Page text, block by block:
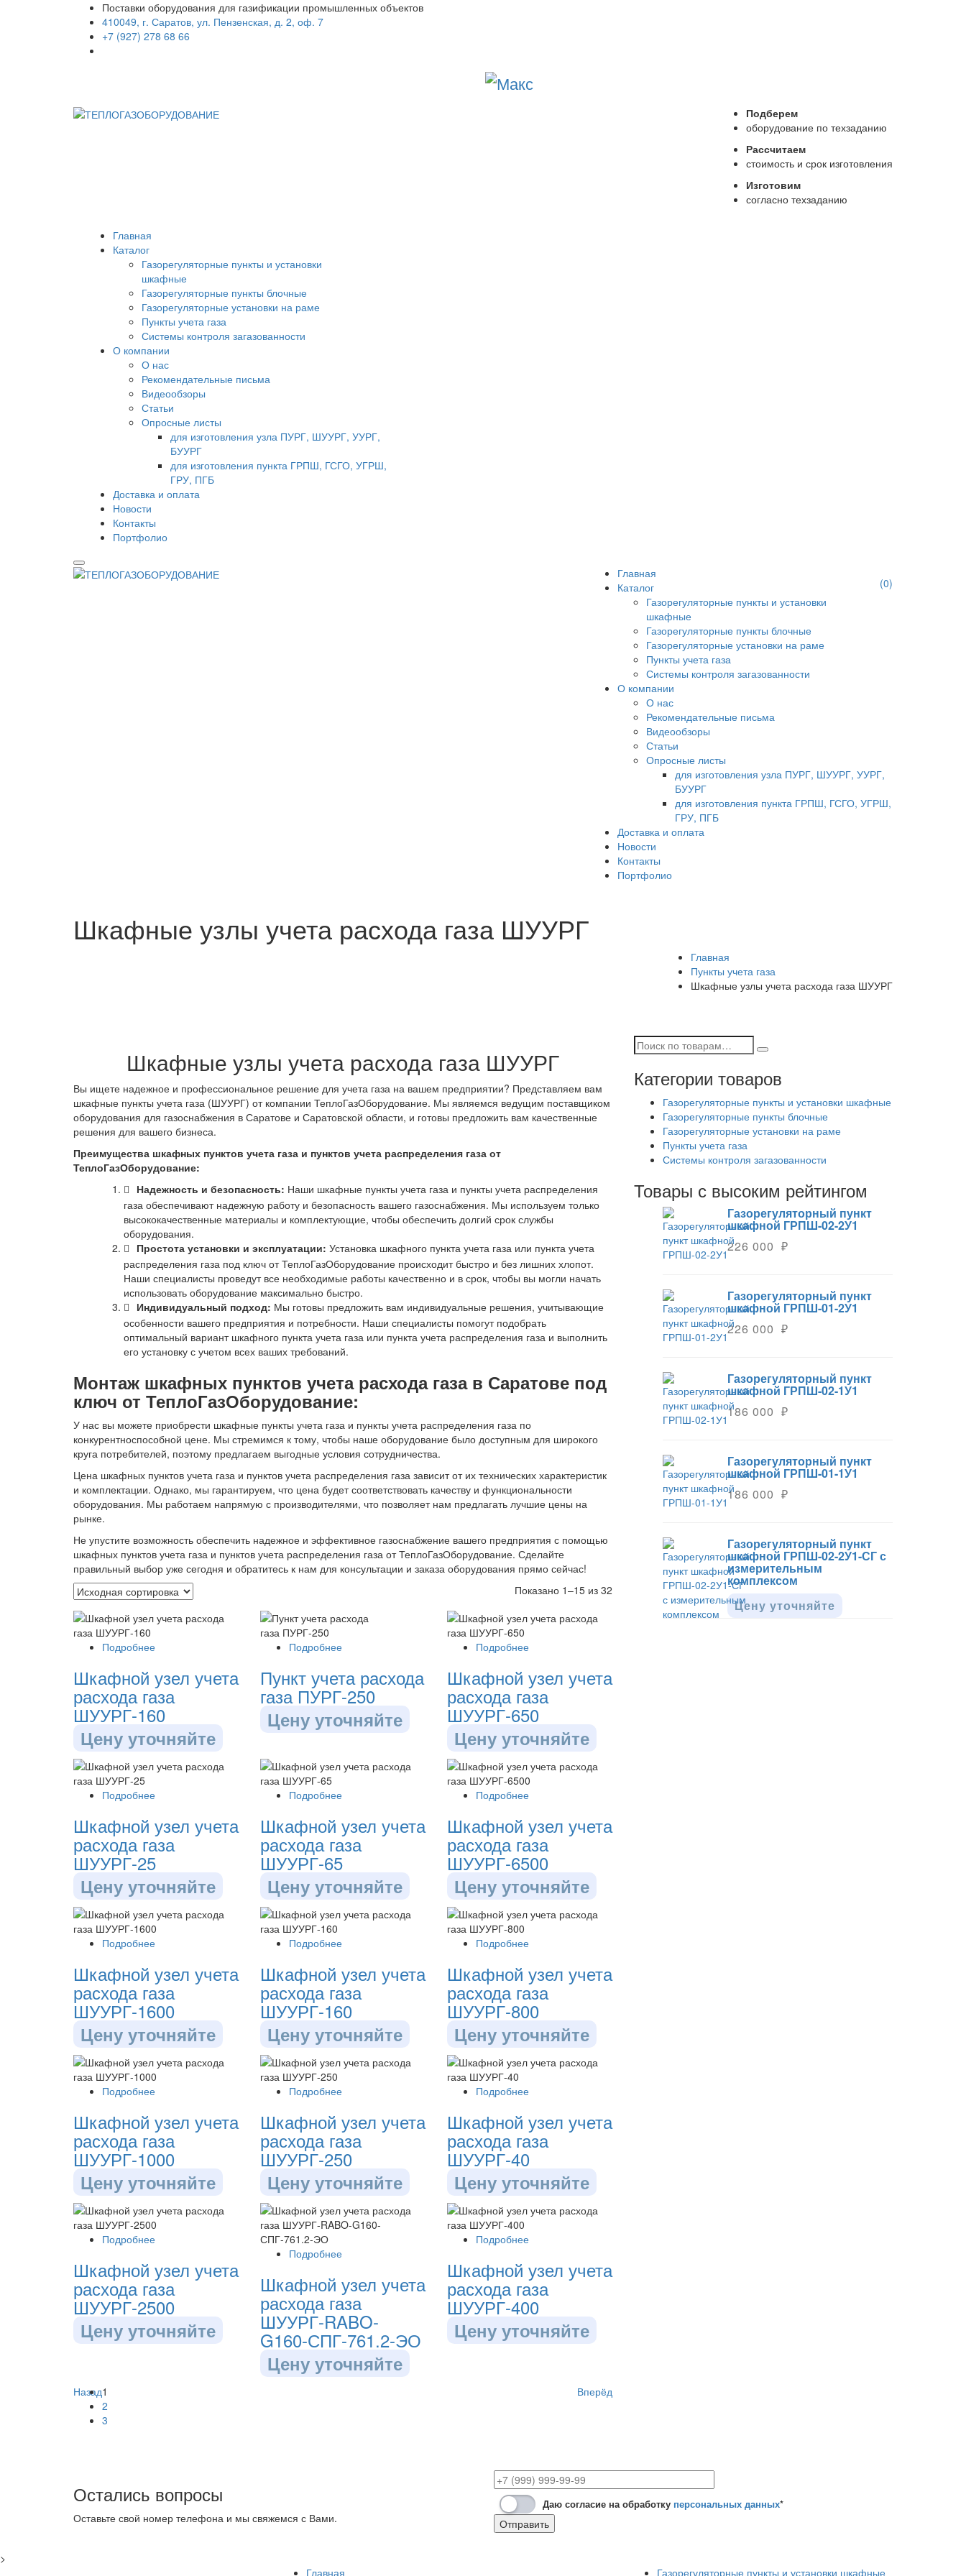
Поставки оборудования для газификации промышленных объектов
410049, г. Саратов, ул. Пензенская, д. 2, оф. 7
+7 (927) 278 68 66
Подберем
оборудование по техзаданию
Рассчитаем
стоимость и срок изготовления
Изготовим
согласно техзаданию
Главная
Каталог
Газорегуляторные пункты и установки
шкафные
Газорегуляторные пункты блочные
Газорегуляторные установки на раме
Пункты учета газа
Системы контроля загазованности
О компании
О нас
Рекомендательные письма
Видеообзоры
Статьи
Опросные листы
для изготовления узла ПУРГ, ШУУРГ, УУРГ,
БУУРГ
для изготовления пункта ГРПШ, ГСГО, УГРШ,
ГРУ, ПГБ
Доставка и оплата
Новости
Контакты
Портфолио
(0)
Главная
Каталог
Газорегуляторные пункты и установки
шкафные
Газорегуляторные пункты блочные
Газорегуляторные установки на раме
Пункты учета газа
Системы контроля загазованности
О компании
О нас
Рекомендательные письма
Видеообзоры
Статьи
Опросные листы
для изготовления узла ПУРГ, ШУУРГ, УУРГ,
БУУРГ
для изготовления пункта ГРПШ, ГСГО, УГРШ,
ГРУ, ПГБ
Доставка и оплата
Новости
Контакты
Портфолио
Шкафные узлы учета расхода газа ШУУРГ
Главная
Пункты учета газа
Шкафные узлы учета расхода газа ШУУРГ
Шкафные узлы учета расхода газа ШУУРГ
Вы ищете надежное и профессиональное решение для учета газа на вашем предприятии? Представляем вам
шкафные пункты учета газа (ШУУРГ) от компании ТеплоГазОборудование. Мы являемся ведущим поставщиком
оборудования для газоснабжения в Саратове и Саратовской области, и готовы предложить вам качественные
решения для вашего бизнеса.
Преимущества шкафных пунктов учета газа и пунктов учета распределения газа от
ТеплоГазОборудование:
Надежность и безопасность: Наши шкафные пункты учета газа и пункты учета распределения
газа обеспечивают надежную работу и безопасность вашего газоснабжения. Мы используем только
высококачественные материалы и комплектующие, чтобы обеспечить долгий срок службы
оборудования.
Простота установки и эксплуатации: Установка шкафного пункта учета газа или пункта учета
распределения газа под ключ от ТеплоГазОборудование происходит быстро и без лишних хлопот.
Наши специалисты проведут все необходимые работы качественно и в срок, чтобы вы могли начать
использовать оборудование максимально быстро.
Индивидуальный подход: Мы готовы предложить вам индивидуальные решения, учитывающие
особенности вашего предприятия и потребности. Наши специалисты помогут подобрать
оптимальный вариант шкафного пункта учета газа или пункта учета распределения газа и выполнить
его установку с учетом всех ваших требований.
Монтаж шкафных пунктов учета расхода газа в Саратове под
ключ от ТеплоГазОборудование:
У нас вы можете приобрести шкафные пункты учета газа и пункты учета распределения газа по
конкурентноспособной цене. Мы стремимся к тому, чтобы наше оборудование было доступным для широкого
круга потребителей, поэтому предлагаем выгодные условия сотрудничества.
Цена шкафных пунктов учета газа и пунктов учета распределения газа зависит от их технических характеристик
и комплектации. Однако, мы гарантируем, что цена будет соответствовать качеству и функциональности
оборудования. Мы работаем напрямую с производителями, что позволяет нам предлагать лучшие цены на
рынке.
Не упустите возможность обеспечить надежное и эффективное газоснабжение вашего предприятия с помощью
шкафных пунктов учета газа и пунктов учета распределения газа от ТеплоГазОборудование. Сделайте
правильный выбор уже сегодня и обратитесь к нам для консультации и заказа оборудования прямо сейчас!
Показано 1–15 из 32
Подробнее
Шкафной узел учета
расхода газа
ШУУРГ-160
Цену уточняйте
Подробнее
Пункт учета расхода
газа ПУРГ-250
Цену уточняйте
Подробнее
Шкафной узел учета
расхода газа
ШУУРГ-650
Цену уточняйте
Подробнее
Шкафной узел учета
расхода газа
ШУУРГ-25
Цену уточняйте
Подробнее
Шкафной узел учета
расхода газа
ШУУРГ-65
Цену уточняйте
Подробнее
Шкафной узел учета
расхода газа
ШУУРГ-6500
Цену уточняйте
Подробнее
Шкафной узел учета
расхода газа
ШУУРГ-1600
Цену уточняйте
Подробнее
Шкафной узел учета
расхода газа
ШУУРГ-160
Цену уточняйте
Подробнее
Шкафной узел учета
расхода газа
ШУУРГ-800
Цену уточняйте
Подробнее
Шкафной узел учета
расхода газа
ШУУРГ-1000
Цену уточняйте
Подробнее
Шкафной узел учета
расхода газа
ШУУРГ-250
Цену уточняйте
Подробнее
Шкафной узел учета
расхода газа
ШУУРГ-40
Цену уточняйте
Подробнее
Шкафной узел учета
расхода газа
ШУУРГ-2500
Цену уточняйте
Подробнее
Шкафной узел учета
расхода газа
ШУУРГ-RABO-
G160-СПГ-761.2-ЭО
Цену уточняйте
Подробнее
Шкафной узел учета
расхода газа
ШУУРГ-400
Цену уточняйте
Назад Вперёд
1
2
3
Категории товаров
Газорегуляторные пункты и установки шкафные
Газорегуляторные пункты блочные
Газорегуляторные установки на раме
Пункты учета газа
Системы контроля загазованности
Товары с высоким рейтингом
Газорегуляторный пункт
шкафной ГРПШ-02-2У1
226 000 ₽
Газорегуляторный пункт
шкафной ГРПШ-01-2У1
226 000 ₽
Газорегуляторный пункт
шкафной ГРПШ-02-1У1
186 000 ₽
Газорегуляторный пункт
шкафной ГРПШ-01-1У1
186 000 ₽
Газорегуляторный пункт
шкафной ГРПШ-02-2У1-СГ с
измерительным
комплексом
Цену уточняйте
Остались вопросы
Оставьте свой номер телефона и мы свяжемся с Вами.
Даю согласие на обработку персональных данных*
Отправить
>
Главная
Газорегуляторные пункты и установки шкафные